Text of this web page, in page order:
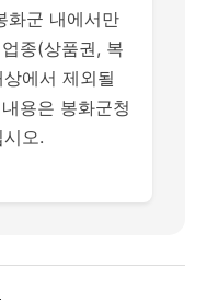
화군 내에서만
종(상품권, 복
에서 제외될
용은 봉화군청
오.